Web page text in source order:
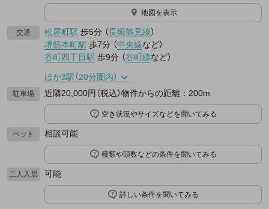
地図を表示
交通 松屋町駅 歩5分 （長堀鶴見線）
堺筋本町駅 歩7分 （中央線など）
谷町四丁目駅 歩9分 （谷町線など）
ほか3駅（20分圏内）
駐車場 近隣20,000円（税込）物件からの距離：200m
空き状況やサイズなどを聞いてみる
ペット 相談可能
種類や頭数などの条件を聞いてみる
二人入居 可能
詳しい条件を聞いてみる